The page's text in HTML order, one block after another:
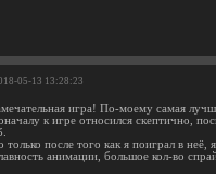
05-13 13:28:23
игра! По-моему самая
к игре относился скептично,
только после того как я поиграл в неё,
анимации, большое кол-во